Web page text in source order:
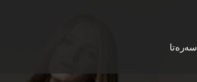
سەرەتا